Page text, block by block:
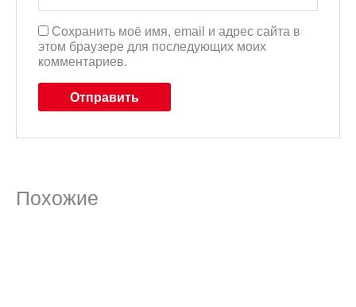
Сохранить моё имя, email и адрес сайта в
этом браузере для последующих моих
комментариев.
Похожие